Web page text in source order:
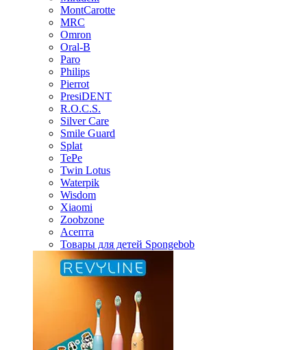
MontCarotte
MRC
Omron
Oral-B
Paro
Philips
Pierrot
PresiDENT
R.O.C.S.
Silver Care
Smile Guard
Splat
TePe
Twin Lotus
Waterpik
Wisdom
Xiaomi
Zoobzone
Асепта
Товары для детей Spongebob